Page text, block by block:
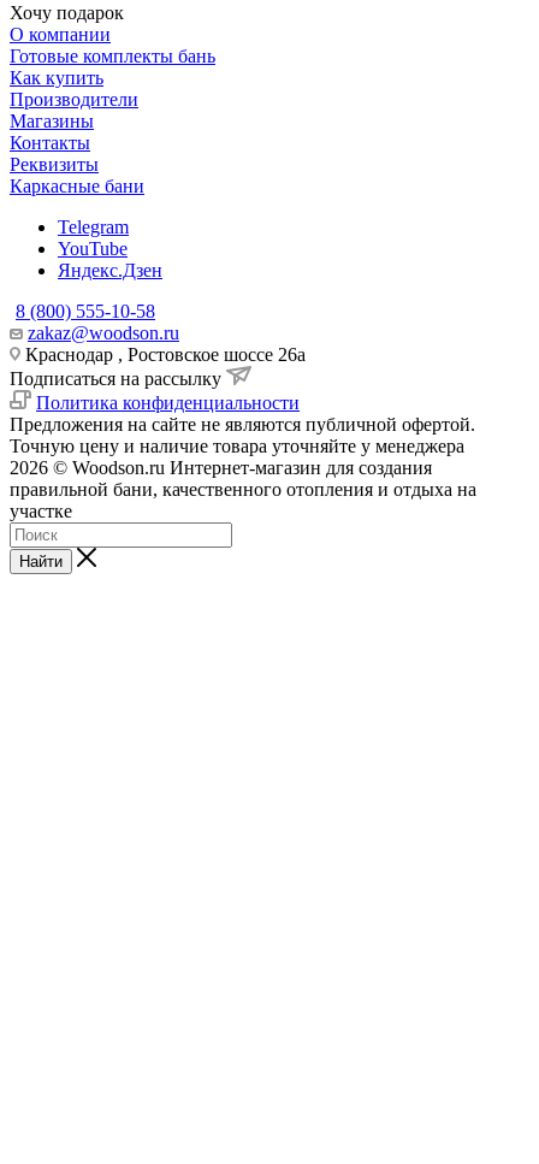
Хочу подарок
О компании
Готовые комплекты бань
Как купить
Производители
Магазины
Контакты
Реквизиты
Каркасные бани
Telegram
YouTube
Яндекс.Дзен
8 (800) 555-10-58
zakaz@woodson.ru
Краснодар , Ростовское шоссе 26а
Подписаться на рассылку
Политика конфиденциальности
Предложения на сайте не являются публичной офертой.
Точную цену и наличие товара уточняйте у менеджера
2026 © Woodson.ru Интернет-магазин для создания
правильной бани, качественного отопления и отдыха на
участке
Найти